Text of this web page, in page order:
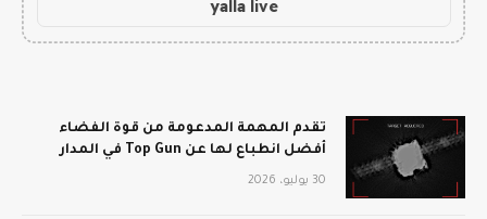
yalla live
تقدم المهمة المدعومة من قوة الفضاء
أفضل انطباع لها عن Top Gun في المدار
30 يوليو، 2026